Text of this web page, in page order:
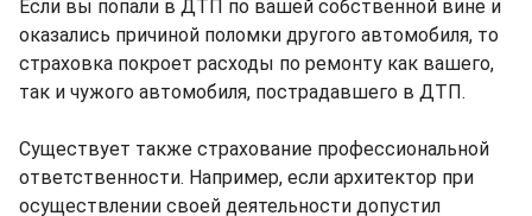
Если вы попали в ДТП по вашей собственной вине и
оказались причиной поломки другого автомобиля, то
страховка покроет расходы по ремонту как вашего,
так и чужого автомобиля, пострадавшего в ДТП.
Существует также страхование профессиональной
ответственности. Например, если архитектор при
осуществлении своей деятельности допустил